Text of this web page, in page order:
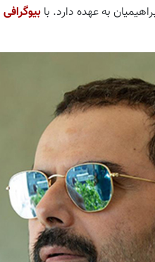
به عهده دارد. با